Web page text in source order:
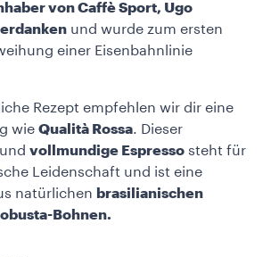
von Caffè Sport, Ugo
und wurde zum ersten
einer Eisenbahnlinie
Rezept empfehlen wir dir eine
wie Qualità Rossa. Dieser
und vollmundige Espresso steht für
Leidenschaft und ist eine
natürlichen brasilianischen
Bohnen.